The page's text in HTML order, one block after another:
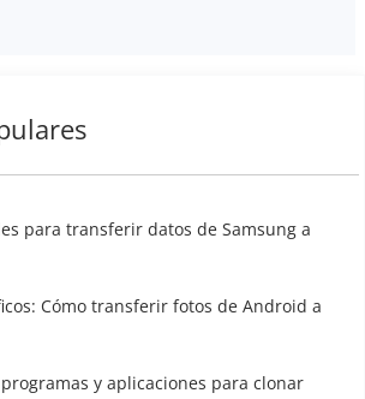
para transferir datos de Samsung a
Cómo transferir fotos de Android a
y aplicaciones para clonar